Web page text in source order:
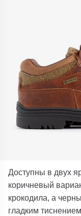
Доступны в двух
коричневый
крокодила, а
гладким